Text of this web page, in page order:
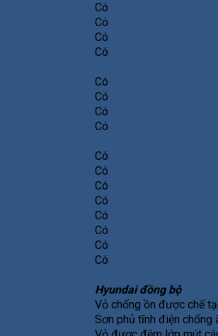
Có
Có
Có
Có
Có
Có
Có
Có
Có
Có
Có
Có
Có
Có
Có
Có
Hyundai đồng bộ
Vỏ chống ồn được chế
Sơn phủ tĩnh điện chống